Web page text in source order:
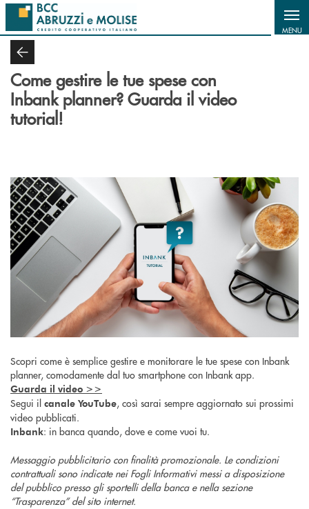
Salta al contenuto principale
MENU
Come gestire le tue spese con
Inbank planner? Guarda il video
tutorial!
Scopri come è semplice gestire e monitorare le tue spese con Inbank
planner, comodamente dal tuo smartphone con Inbank app.
Guarda il video >>
Segui il canale YouTube, così sarai sempre aggiornato sui prossimi
video pubblicati.
Inbank: in banca quando, dove e come vuoi tu.
Messaggio pubblicitario con finalità promozionale. Le condizioni
contrattuali sono indicate nei Fogli Informativi messi a disposizione
del pubblico presso gli sportelli della banca e nella sezione
“Trasparenza” del sito internet.